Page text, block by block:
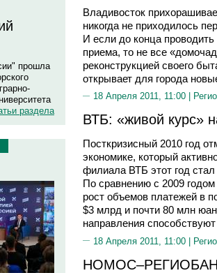
прошла
раздела
Владивосток
никогда не приходилось
И если до конца
приема, то не все
реконструкцией своего
открывает для города
18 Апреля 2011, 11:00 |
ВТБ: «живой курс»
Посткризисный 2010 год
экономике, который
филиала ВТБ этот год
По сравнению с 2009
рост объемов платежей в
$3 млрд и почти 80 млн
направления
18 Апреля 2011, 11:00 |
НОМОС–РЕГИОБАНК